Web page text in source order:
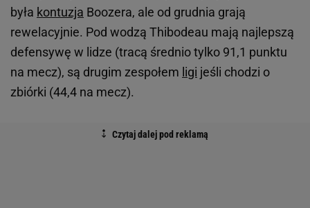
była kontuzja Boozera, ale od grudnia grają
rewelacyjnie. Pod wodzą Thibodeau mają najlepszą
defensywę w lidze (tracą średnio tylko 91,1 punktu
na mecz), są drugim zespołem ligi jeśli chodzi o
zbiórki (44,4 na mecz).